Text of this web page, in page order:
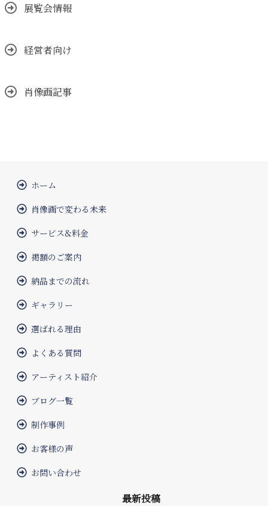
展覧会情報
経営者向け
肖像画記事
ホーム
肖像画で変わる未来
サービス&料金
掲額のご案内
納品までの流れ
ギャラリー
選ばれる理由
よくある質問
アーティスト紹介
ブログ一覧
制作事例
お客様の声
お問い合わせ
最新投稿